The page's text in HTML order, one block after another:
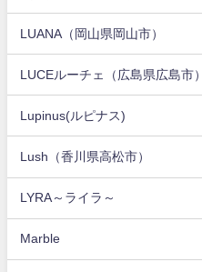
LUANA（岡山県岡山市）
LUCEルーチェ（広島県広島市）
Lupinus(ルピナス)
Lush（香川県高松市）
LYRA～ライラ～
Marble